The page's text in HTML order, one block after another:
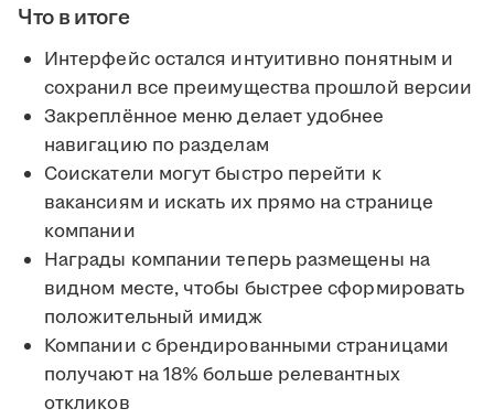
Что в итоге
Интерфейс остался интуитивно понятным и
сохранил все преимущества прошлой версии
Закреплённое меню делает удобнее
навигацию по разделам
Соискатели могут быстро перейти к
вакансиям и искать их прямо на странице
компании
Награды компании теперь размещены на
видном месте, чтобы быстрее сформировать
положительный имидж
Компании с брендированными страницами
получают на 18% больше релевантных
откликов